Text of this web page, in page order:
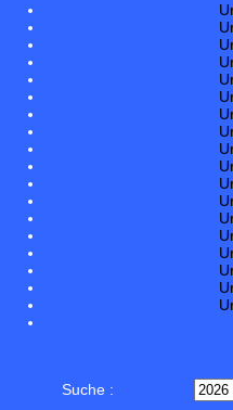
Suche :